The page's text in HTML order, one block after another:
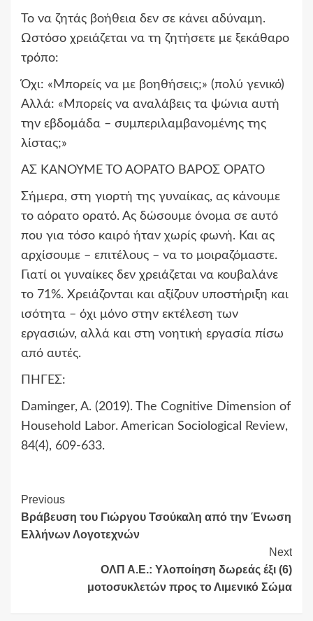
Το να ζητάς βοήθεια δεν σε κάνει αδύναμη.
Ωστόσο χρειάζεται να τη ζητήσετε με ξεκάθαρο
τρόπο:
Όχι: «Μπορείς να με βοηθήσεις;» (πολύ γενικό)
Αλλά: «Μπορείς να αναλάβεις τα ψώνια αυτή
την εβδομάδα – συμπεριλαμβανομένης της
λίστας;»
ΑΣ ΚΑΝΟΥΜΕ ΤΟ ΑΟΡΑΤΟ ΒΑΡΟΣ ΟΡΑΤΟ
Σήμερα, στη γιορτή της γυναίκας, ας κάνουμε
το αόρατο ορατό. Ας δώσουμε όνομα σε αυτό
που για τόσο καιρό ήταν χωρίς φωνή. Και ας
αρχίσουμε – επιτέλους – να το μοιραζόμαστε.
Γιατί οι γυναίκες δεν χρειάζεται να κουβαλάνε
το 71%. Χρειάζονται και αξίζουν υποστήριξη και
ισότητα – όχι μόνο στην εκτέλεση των
εργασιών, αλλά και στη νοητική εργασία πίσω
από αυτές.
ΠΗΓΕΣ:
Daminger, A. (2019). The Cognitive Dimension of
Household Labor. American Sociological Review,
84(4), 609-633.
Continue
Reading
Previous
Βράβευση του Γιώργου Τσούκαλη από την Ένωση
Ελλήνων Λογοτεχνών
Next
ΟΛΠ Α.Ε.: Yλοποίηση δωρεάς έξι (6)
μοτοσυκλετών προς το Λιμενικό Σώμα